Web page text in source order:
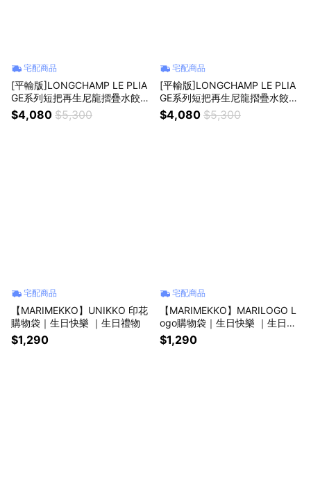
宅配商品
[平輸版]LONGCHAMP LE PLIA
GE系列短把再生尼龍摺疊水餃包
(小/橄欖綠)真品平輸
$4,080 $5,300
宅配商品
[平輸版]LONGCHAMP LE PLIA
GE系列短把再生尼龍摺疊水餃包
(小/草莓紅)真品平輸
$4,080 $5,300
宅配商品
【MARIMEKKO】UNIKKO 印花
購物袋｜生日快樂 ｜生日禮物
$1,290
宅配商品
【MARIMEKKO】MARILOGO L
ogo購物袋｜生日快樂 ｜生日禮
物
$1,290